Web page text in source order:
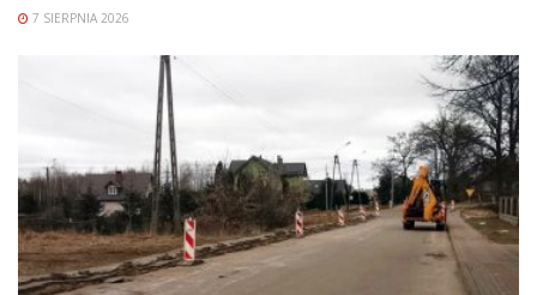
7 SIERPNIA 2026